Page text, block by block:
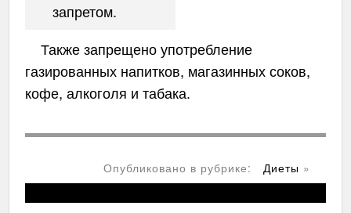
запретом.
Также запрещено употребление
газированных напитков, магазинных соков,
кофе, алкоголя и табака.
Опубликовано в рубрике: Диеты »